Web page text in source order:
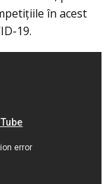
în acest
19.